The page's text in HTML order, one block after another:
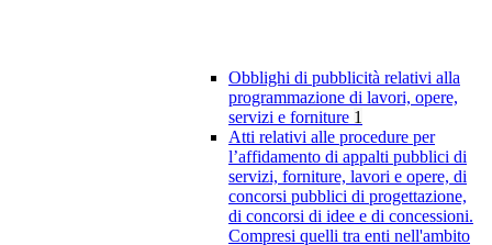
Obblighi di pubblicità relativi alla
programmazione di lavori, opere,
servizi e forniture 1
Atti relativi alle procedure per
l’affidamento di appalti pubblici di
servizi, forniture, lavori e opere, di
concorsi pubblici di progettazione,
di concorsi di idee e di concessioni.
Compresi quelli tra enti nell'ambito